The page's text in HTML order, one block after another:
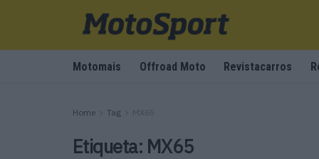
Motomais Offroad Moto Revistacarros
Home Tag MX65
Etiqueta: MX65